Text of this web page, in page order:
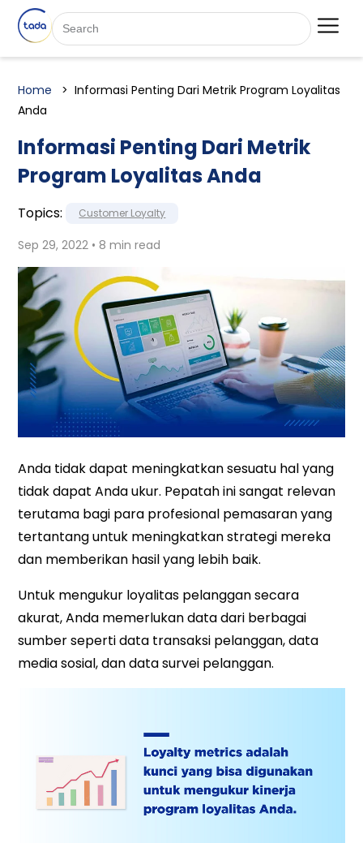
Home
Informasi Penting Dari Metrik Program Loyalitas
Anda
Informasi Penting Dari Metrik
Program Loyalitas Anda
Topics: Customer Loyalty
Sep 29, 2022 • 8 min read
Anda tidak dapat meningkatkan sesuatu hal yang
tidak dapat Anda ukur. Pepatah ini sangat relevan
terutama bagi para profesional pemasaran yang
tertantang untuk meningkatkan strategi mereka
dan memberikan hasil yang lebih baik.
Untuk mengukur loyalitas pelanggan secara
akurat, Anda memerlukan data dari berbagai
sumber seperti data transaksi pelanggan, data
media sosial, dan data survei pelanggan.